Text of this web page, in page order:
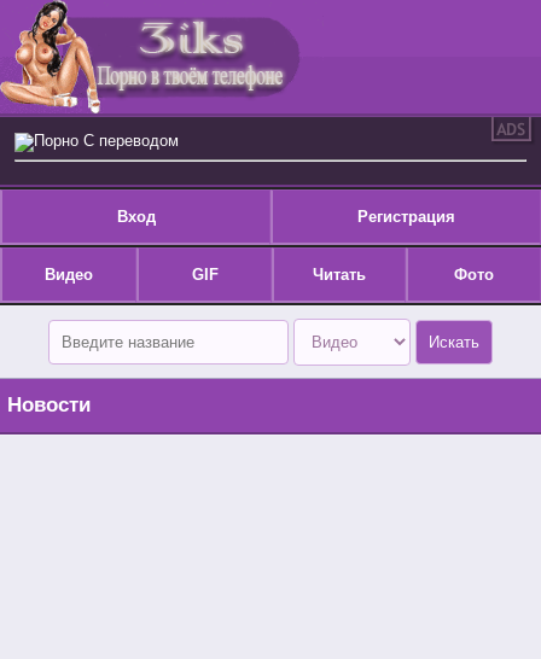
Порно С переводом
Вход Регистрация
Видео GIF Читать Фото
Новости